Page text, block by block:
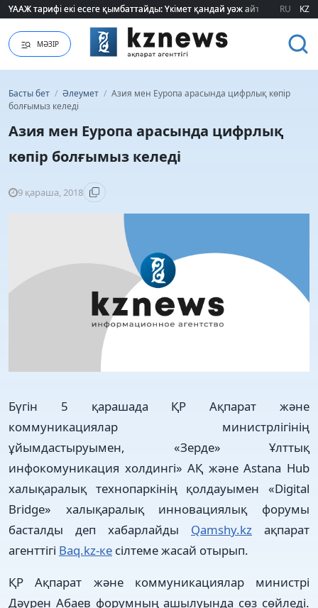
ҮААЖ тарифі екі есеге қымбаттайды: Үкімет қандай уәж айтады?
ҮААЖ тарифі екі есеге қымбаттайды: Үкімет қандай уәж айтады? RU KZ
МӘЗІР
Басты бет / Әлеумет / Азия мен Еуропа арасында цифрлық көпір
болғымыз келеді
Азия мен Еуропа арасында цифрлық
көпір болғымыз келеді
9 қараша, 2018
Бүгін 5 қарашада ҚР Ақпарат және
коммуникациялар министрлігінің
ұйымдастыруымен, «Зерде» Ұлттық
инфокомуникация холдингі» АҚ және Astana Hub
халықаралық технопаркінің қолдауымен «Digital
Bridge» халықаралық инновациялық форумы
басталды деп хабарлайды Qamshy.kz ақпарат
агенттігі Baq.kz-ке сілтеме жасай отырып.
ҚР Ақпарат және коммуникациялар министрі
Дәурен Абаев форумның ашылуында сөз сөйледі.